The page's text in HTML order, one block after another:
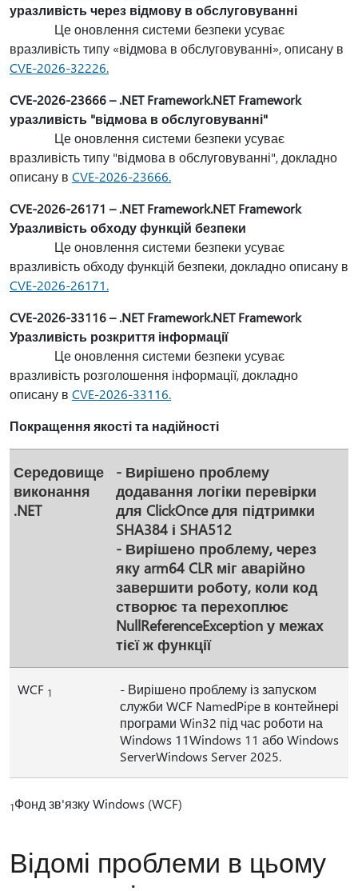
уразливість через відмову в обслуговуванні
Це оновлення системи безпеки усуває
вразливість типу «відмова в обслуговуванні», описану в
CVE-2026-32226.
CVE-2026-23666 – .NET Framework.NET Framework
уразливість "відмова в обслуговуванні"
Це оновлення системи безпеки усуває
вразливість типу "відмова в обслуговуванні", докладно
описану в CVE-2026-23666.
CVE-2026-26171 – .NET Framework.NET Framework
Уразливість обходу функцій безпеки
Це оновлення системи безпеки усуває
вразливість обходу функцій безпеки, докладно описану в
CVE-2026-26171.
CVE-2026-33116 – .NET Framework.NET Framework
Уразливість розкриття інформації
Це оновлення системи безпеки усуває
вразливість розголошення інформації, докладно
описану в CVE-2026-33116.
Покращення якості та надійності
Середовище
виконання
.NET
- Вирішено проблему
додавання логіки перевірки
для ClickOnce для підтримки
SHA384 і SHA512
- Вирішено проблему, через
яку arm64 CLR міг аварійно
завершити роботу, коли код
створює та перехоплює
NullReferenceException у межах
тієї ж функції
WCF 1
- Вирішено проблему із запуском
служби WCF NamedPipe в контейнері
програми Win32 під час роботи на
Windows 11Windows 11 або Windows
ServerWindows Server 2025.
1Фонд зв'язку Windows (WCF)
Відомі проблеми в цьому